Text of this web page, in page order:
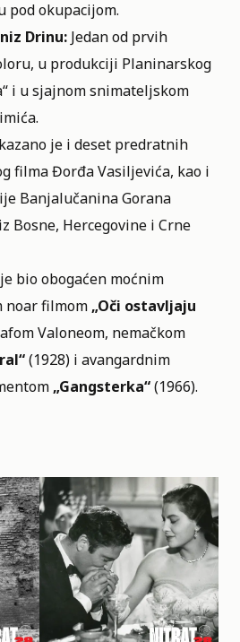
pod okupacijom.
Drinu: Jedan od prvih
u produkciji Planinarskog
i u sjajnom snimateljskom
je i deset predratnih
filma Đorđa Vasiljevića, kao i
Banjalučanina Gorana
Bosne, Hercegovine i Crne
bio obogaćen moćnim
noar filmom „Oči ostavljaju
Valoneom, nemačkom
(1928) i avangardnim
„Gangsterka“(1966).